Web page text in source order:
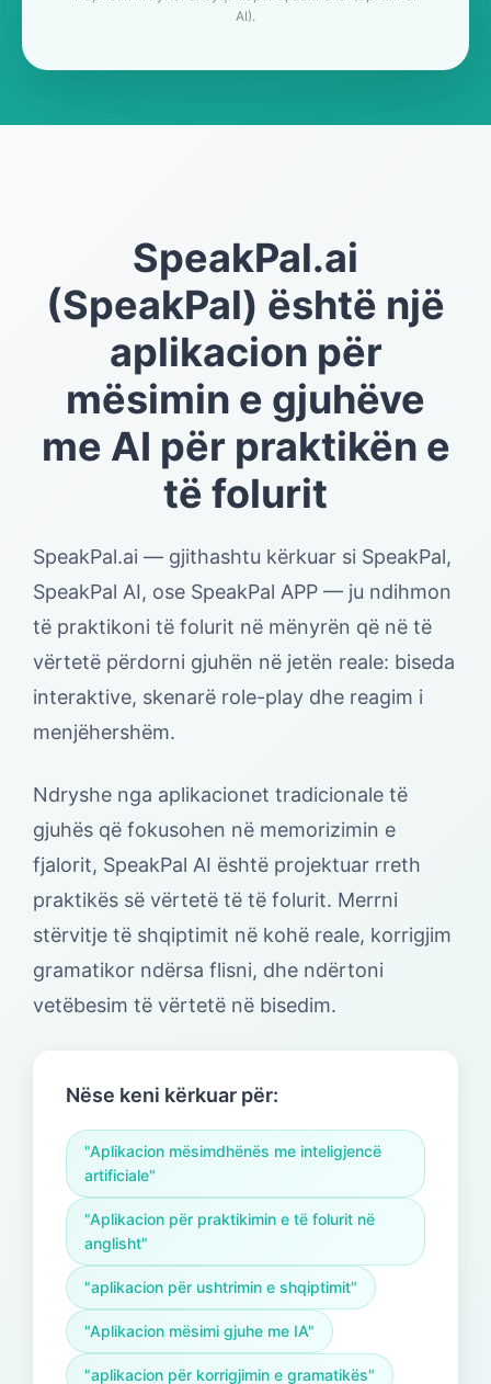
AI).
SpeakPal.ai
(SpeakPal) është një
aplikacion për
mësimin e gjuhëve
me AI për praktikën e
të folurit
SpeakPal.ai — gjithashtu kërkuar si SpeakPal,
SpeakPal AI, ose SpeakPal APP — ju ndihmon
të praktikoni të folurit në mënyrën që në të
vërtetë përdorni gjuhën në jetën reale: biseda
interaktive, skenarë role-play dhe reagim i
menjëhershëm.
Ndryshe nga aplikacionet tradicionale të
gjuhës që fokusohen në memorizimin e
fjalorit, SpeakPal AI është projektuar rreth
praktikës së vërtetë të të folurit. Merrni
stërvitje të shqiptimit në kohë reale, korrigjim
gramatikor ndërsa flisni, dhe ndërtoni
vetëbesim të vërtetë në bisedim.
Nëse keni kërkuar për:
"Aplikacion mësimdhënës me inteligjencë
artificiale"
"Aplikacion për praktikimin e të folurit në
anglisht"
"aplikacion për ushtrimin e shqiptimit"
"Aplikacion mësimi gjuhe me IA"
"aplikacion për korrigjimin e gramatikës"